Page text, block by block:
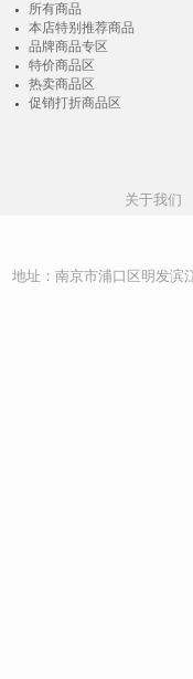
所有商品
本店特别推荐商品
品牌商品专区
特价商品区
热卖商品区
促销打折商品区
关于我们
地址：南京市浦口区明发滨